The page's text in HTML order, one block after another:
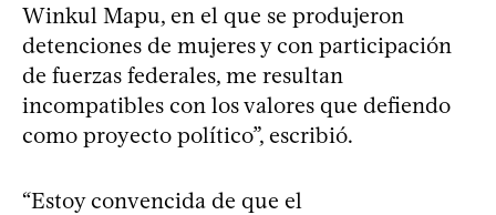
Winkul Mapu, en el que se produjeron
detenciones de mujeres y con participación
de fuerzas federales, me resultan
incompatibles con los valores que defiendo
como proyecto político”, escribió.
“Estoy convencida de que el